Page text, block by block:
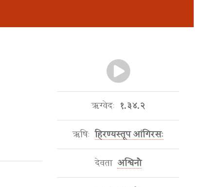
ऋग्वेदः १.३४.२
ऋषिः हिरण्यस्तूप आंगिरसः
देवता अश्विनौ